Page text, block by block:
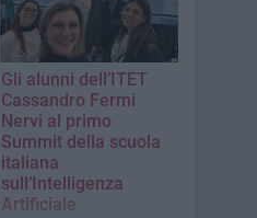
Gli alunni dell’ITET
Cassandro Fermi
Nervi al primo
Summit della scuola
italiana
sull’Intelligenza
Artificiale